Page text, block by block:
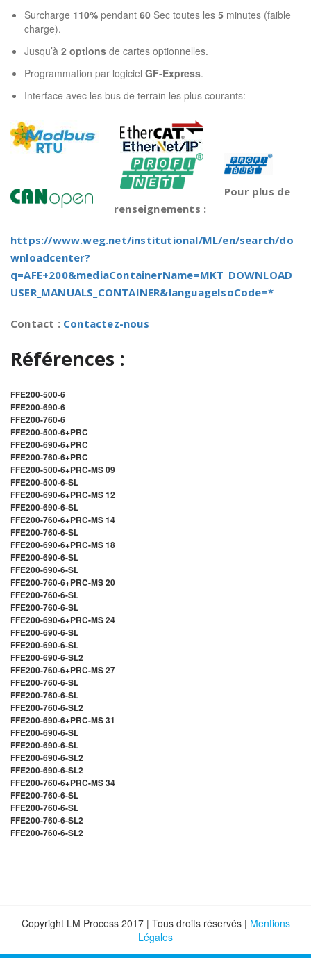
Surcharge 110% pendant 60 Sec toutes les 5 minutes (faible
charge).
Jusqu’à 2 options de cartes optionnelles.
Programmation par logiciel GF-Express.
Interface avec les bus de terrain les plus courants:
Pour plus de
renseignements :
https://www.weg.net/institutional/ML/en/search/do
wnloadcenter?
q=AFE+200&mediaContainerName=MKT_DOWNLOAD_
USER_MANUALS_CONTAINER&languageIsoCode=*
Contact : Contactez-nous
Références :
FFE200-500-6
FFE200-690-6
FFE200-760-6
FFE200-500-6+PRC
FFE200-690-6+PRC
FFE200-760-6+PRC
FFE200-500-6+PRC-MS 09
FFE200-500-6-SL
FFE200-690-6+PRC-MS 12
FFE200-690-6-SL
FFE200-760-6+PRC-MS 14
FFE200-760-6-SL
FFE200-690-6+PRC-MS 18
FFE200-690-6-SL
FFE200-690-6-SL
FFE200-760-6+PRC-MS 20
FFE200-760-6-SL
FFE200-760-6-SL
FFE200-690-6+PRC-MS 24
FFE200-690-6-SL
FFE200-690-6-SL
FFE200-690-6-SL2
FFE200-760-6+PRC-MS 27
FFE200-760-6-SL
FFE200-760-6-SL
FFE200-760-6-SL2
FFE200-690-6+PRC-MS 31
FFE200-690-6-SL
FFE200-690-6-SL
FFE200-690-6-SL2
FFE200-690-6-SL2
FFE200-760-6+PRC-MS 34
FFE200-760-6-SL
FFE200-760-6-SL
FFE200-760-6-SL2
FFE200-760-6-SL2
Copyright LM Process 2017 | Tous droits réservés | Mentions
Légales